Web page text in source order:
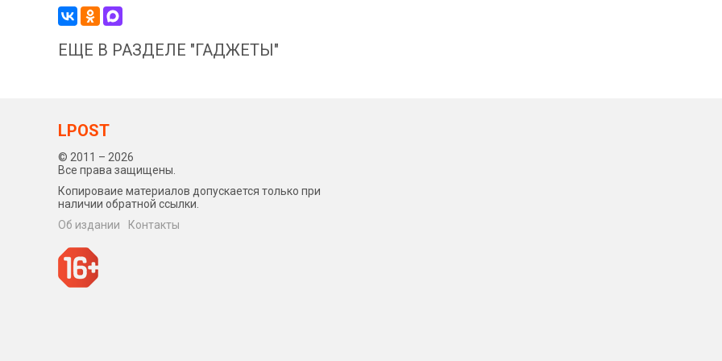
ЕЩЕ В РАЗДЕЛЕ "ГАДЖЕТЫ"
LPOST
© 2011 – 2026
Все права защищены.
Копироваие материалов допускается только при
наличии обратной ссылки.
Об издании
Контакты